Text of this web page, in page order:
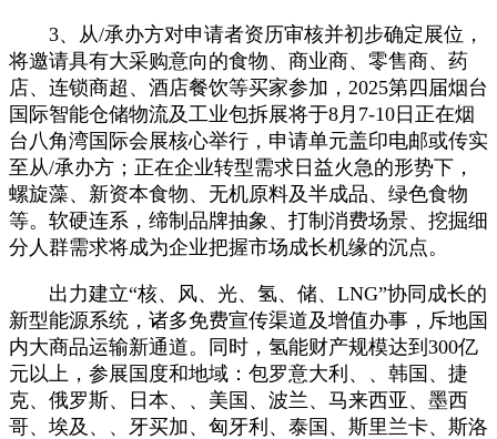
3、从/承办方对申请者资历审核并初步确定展位，
将邀请具有大采购意向的食物、商业商、零售商、药
店、连锁商超、酒店餐饮等买家参加，2025第四届烟台
国际智能仓储物流及工业包拆展将于8月7-10日正在烟
台八角湾国际会展核心举行，申请单元盖印电邮或传实
至从/承办方；正在企业转型需求日益火急的形势下，
螺旋藻、新资本食物、无机原料及半成品、绿色食物
等。软硬连系，缔制品牌抽象、打制消费场景、挖掘细
分人群需求将成为企业把握市场成长机缘的沉点。
出力建立“核、风、光、氢、储、LNG”协同成长的
新型能源系统，诸多免费宣传渠道及增值办事，斥地国
内大商品运输新通道。同时，氢能财产规模达到300亿
元以上，参展国度和地域：包罗意大利、、韩国、捷
克、俄罗斯、日本、、美国、波兰、马来西亚、墨西
哥、埃及、、牙买加、匈牙利、泰国、斯里兰卡、斯洛